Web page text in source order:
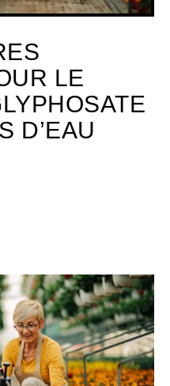
LE
D’EAU